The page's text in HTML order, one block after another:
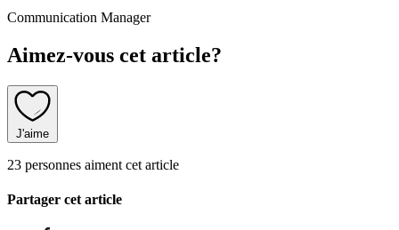
Communication Manager
Aimez-vous cet article?
J'aime
23 personnes aiment cet article
Partager cet article